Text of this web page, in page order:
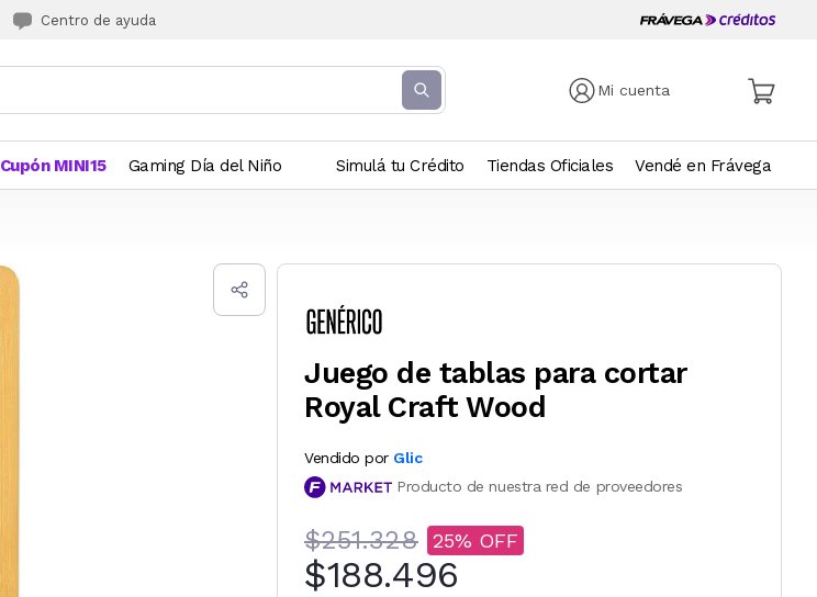
Centro de ayuda
Mi cuenta
Cupón MINI15 Gaming Día del Niño Simulá tu Crédito Tiendas Oficiales Vendé en Frávega
Juego de tablas para cortar
Royal Craft Wood
Vendido por Glic
Producto de nuestra red de proveedores
$251.328 25
$188.496